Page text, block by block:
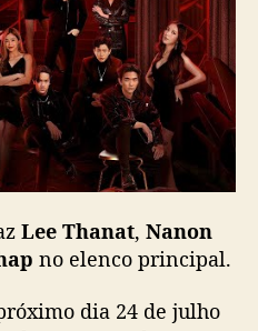
a
G
M
M
T
V
c
o
K
r
s
Lee Thanat, Nanon
no elenco principal.
dia 24 de julho